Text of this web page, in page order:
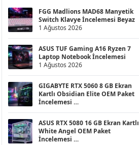
FGG Madlions MAD68 Manyetik
Switch Klavye İncelemesi Beyaz
1 Ağustos 2026
ASUS TUF Gaming A16 Ryzen 7
Laptop Notebook İncelemesi
1 Ağustos 2026
GIGABYTE RTX 5060 8 GB Ekran
Kartlı Obsidian Elite OEM Paket
İncelemesi
ASUS RTX 5080 16 GB Ekran Kartlı
White Angel OEM Paket
İncelemesi